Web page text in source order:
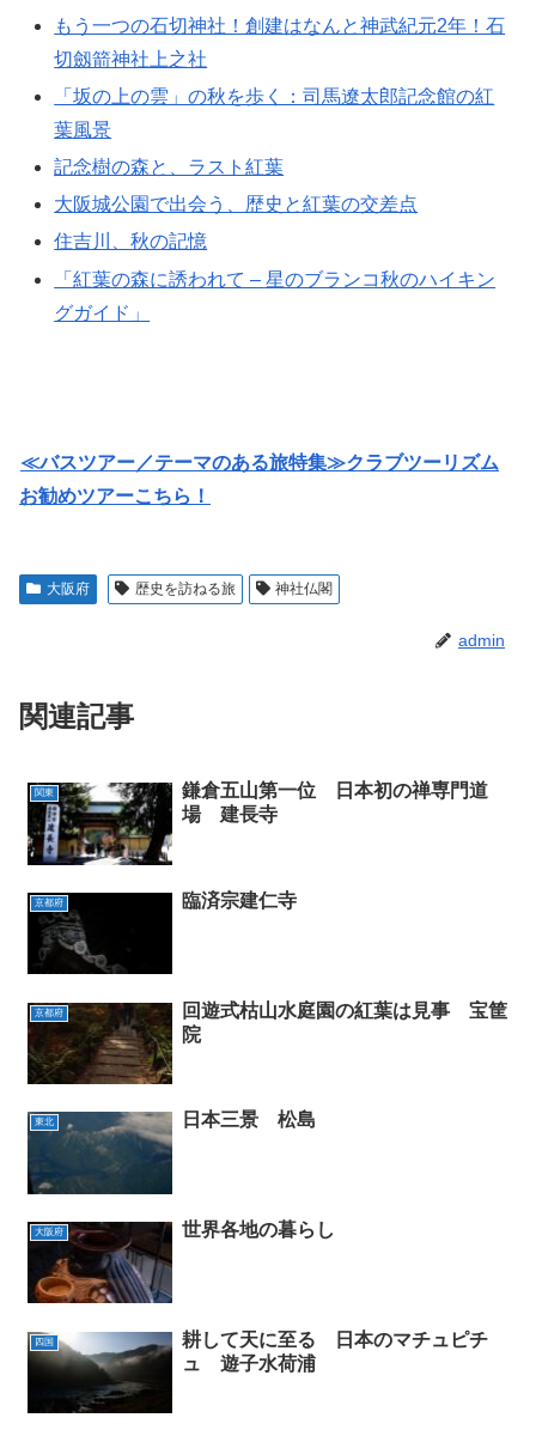
もう一つの石切神社！創建はなんと神武紀元2年！石
切劔箭神社上之社
「坂の上の雲」の秋を歩く：司馬遼太郎記念館の紅
葉風景
記念樹の森と、ラスト紅葉
大阪城公園で出会う、歴史と紅葉の交差点
住吉川、秋の記憶
「紅葉の森に誘われて – 星のブランコ秋のハイキン
グガイド」
≪バスツアー／テーマのある旅特集≫クラブツーリズム
お勧めツアーこちら！
大阪府 歴史を訪ねる旅 神社仏閣
admin
関連記事
関東
鎌倉五山第一位 日本初の禅専門道
場 建長寺
京都府 臨済宗建仁寺
京都府
回遊式枯山水庭園の紅葉は見事 宝筐
院
東北 日本三景 松島
大阪府 世界各地の暮らし
四国
耕して天に至る 日本のマチュピチ
ュ 遊子水荷浦